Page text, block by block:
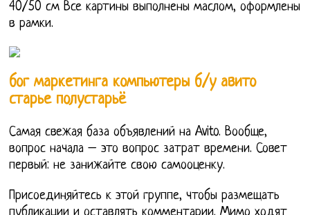
40/50 см Все картины выполнены маслом, оформлены
в рамки.
бог маркетинга компьютеры б/у авито
старье полустарьё
Самая свежая база объявлений на Avito. Вообще,
вопрос начала – это вопрос затрат времени. Совет
первый: не занижайте свою самооценку.
Присоединяйтесь к этой группе, чтобы размещать